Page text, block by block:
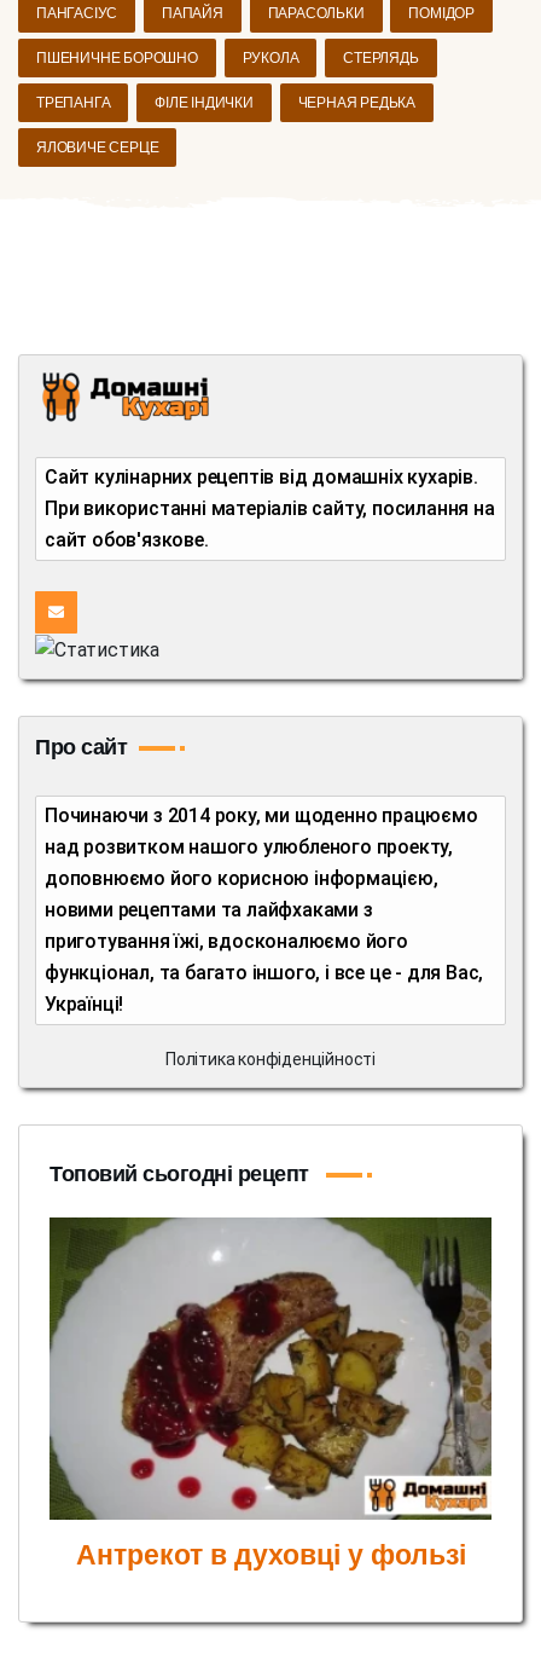
ПАНГАСІУС ПАПАЙЯ ПАРАСОЛЬКИ ПОМІДОР
ПШЕНИЧНЕ БОРОШНО РУКОЛА СТЕРЛЯДЬ
ТРЕПАНГА ФІЛЕ ІНДИЧКИ ЧЕРНАЯ РЕДЬКА
ЯЛОВИЧЕ СЕРЦЕ
Сайт кулінарних рецептів від домашніх кухарів.
При використанні матеріалів сайту, посилання на
сайт обов'язкове.
Про сайт
Починаючи з 2014 року, ми щоденно працюємо
над розвитком нашого улюбленого проекту,
доповнюємо його корисною інформацією,
новими рецептами та лайфхаками з
приготування їжі, вдосконалюємо його
функціонал, та багато іншого, і все це - для Вас,
Українці!
Політика конфіденційності
Топовий сьогодні рецепт
Антрекот в духовці у фользі